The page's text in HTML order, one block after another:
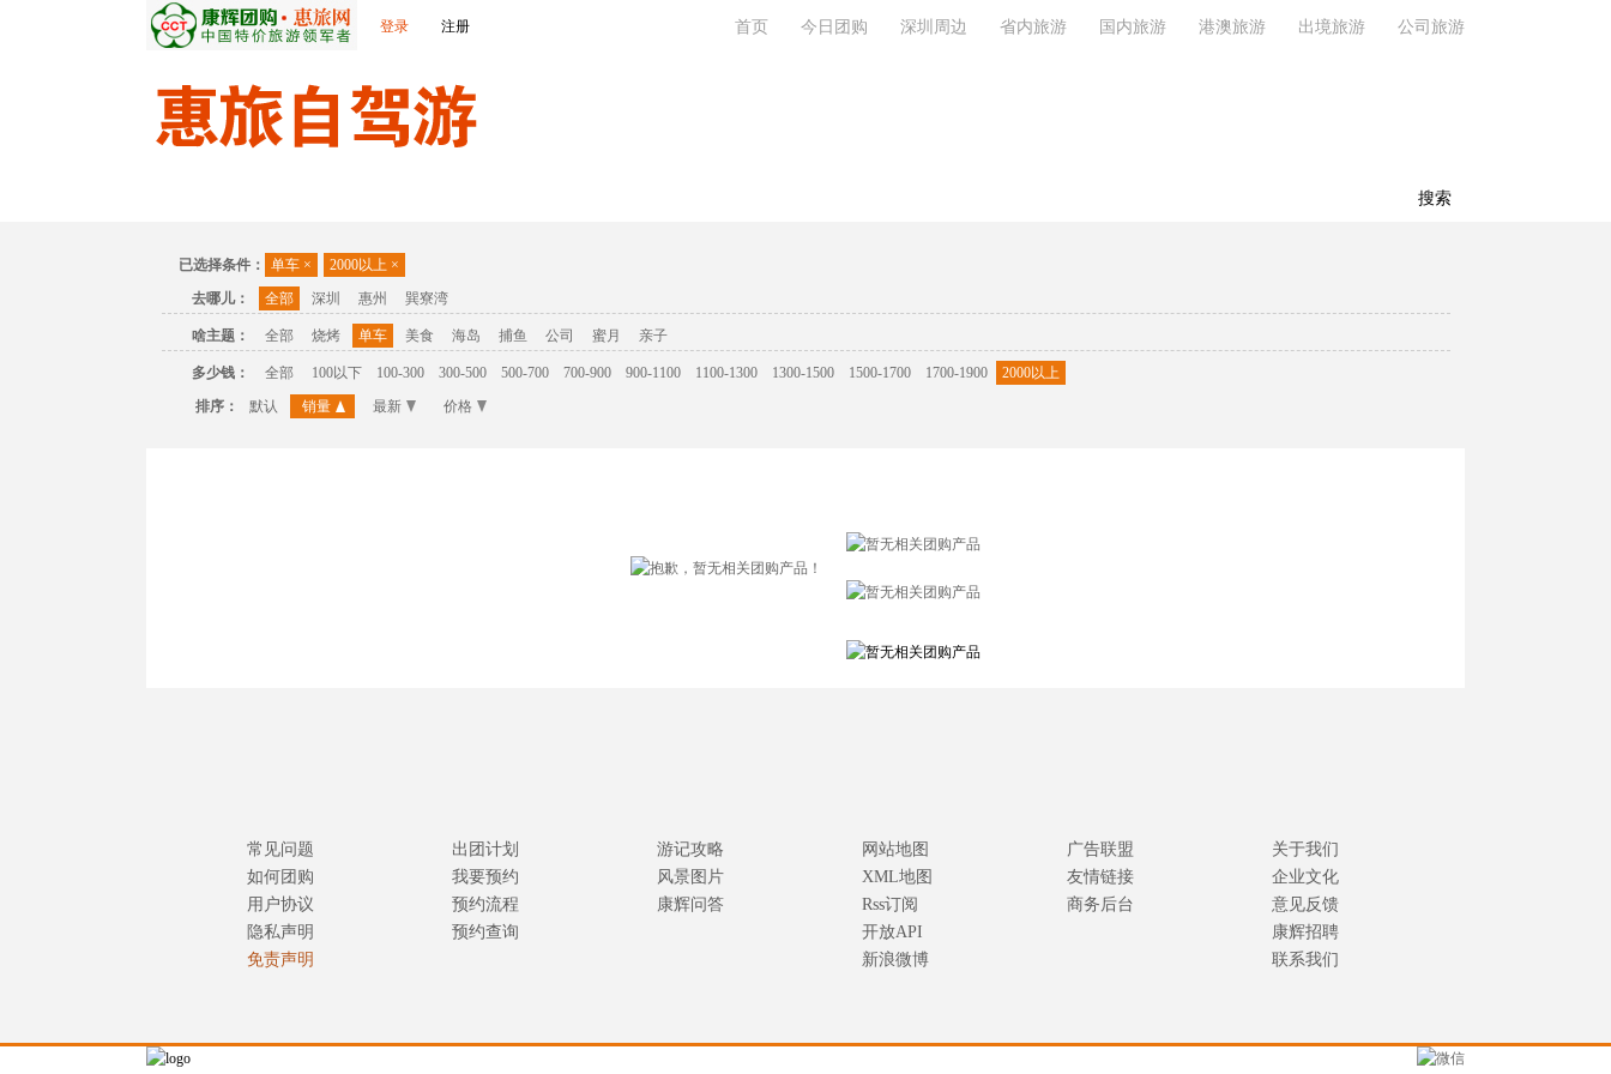
登录 注册 首页 今日团购 深圳周边 省内旅游 国内旅游 港澳旅游 出境旅游 公司旅游
已选择条件： 单车 × 2000以上 ×
去哪儿：
全部 深圳 惠州 巽寮湾
啥主题： 全部 烧烤 单车 美食 海岛 捕鱼 公司 蜜月 亲子
多少钱： 全部 100以下 100-300 300-500 500-700 700-900 900-1100 1100-1300 1300-1500 1500-1700 1700-1900
2000以上
排序：
默认 销量 最新 价格
常见问题
如何团购
用户协议
隐私声明
免责声明
出团计划
我要预约
预约流程
预约查询
游记攻略
风景图片
康辉问答
网站地图
XML地图
Rss订阅
开放API
新浪微博
广告联盟
友情链接
商务后台
关于我们
企业文化
意见反馈
康辉招聘
联系我们